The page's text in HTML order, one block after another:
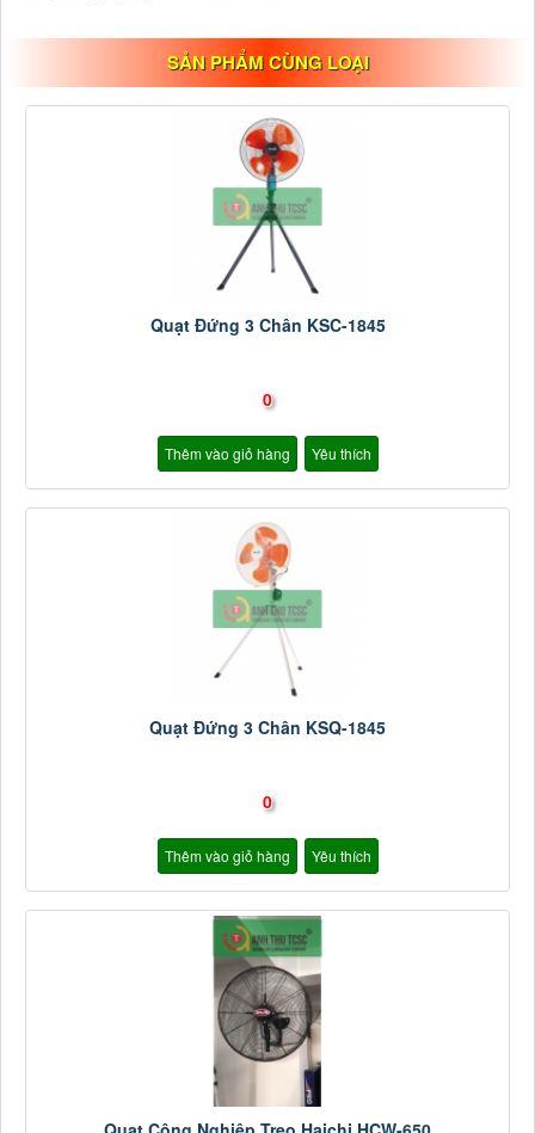
SẢN PHẨM CÙNG LOẠI
Quạt Đứng 3 Chân KSC-1845
0
Thêm vào giỏ hàng Yêu thích
Quạt Đứng 3 Chân KSQ-1845
0
Thêm vào giỏ hàng Yêu thích